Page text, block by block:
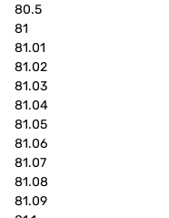
80.5
81
81.01
81.02
81.03
81.04
81.05
81.06
81.07
81.08
81.09